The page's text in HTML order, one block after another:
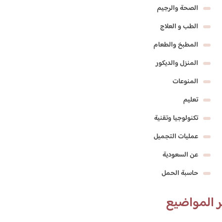
الصحة والرجيم
الطب و العلاج
المطبخ والطعام
المنزل والديكور
المنوعات
تعليم
تكنولوجيا وتقنية
عمليات التجميل
عن السعودية
حاسبة الحمل
المواضيع